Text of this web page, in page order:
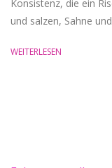
Konsistenz, die ein
und salzen, Sahne
WEITERLESEN